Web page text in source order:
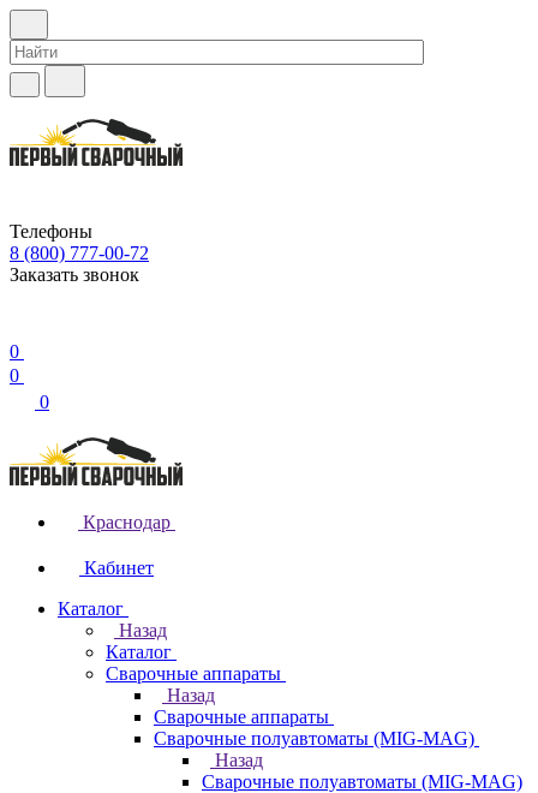
Телефоны
8 (800) 777-00-72
Заказать звонок
0
0
0
Краснодар
Кабинет
Каталог
Назад
Каталог
Сварочные аппараты
Назад
Сварочные аппараты
Сварочные полуавтоматы (MIG-MAG)
Назад
Сварочные полуавтоматы (MIG-MAG)